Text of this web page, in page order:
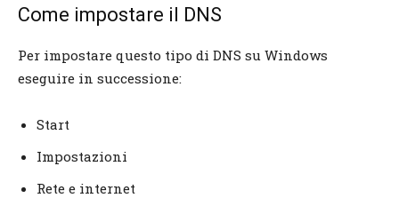
Come impostare il DNS
Per impostare questo tipo di DNS su Windows
eseguire in successione:
Start
Impostazioni
Rete e internet